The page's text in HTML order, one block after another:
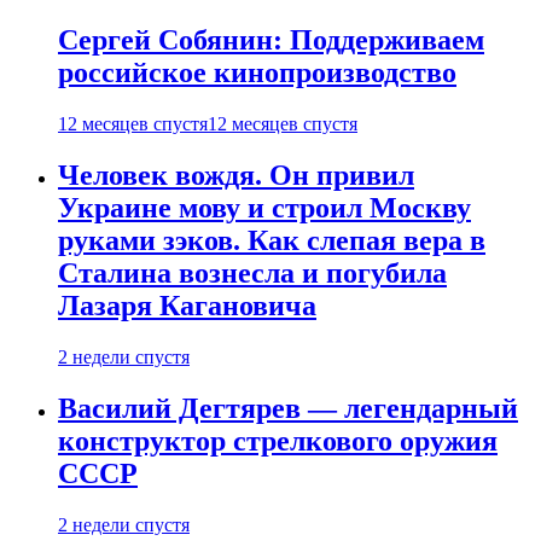
Сергей Собянин: Поддерживаем
российское кинопроизводство
12 месяцев спустя12 месяцев спустя
Человек вождя. Он привил
Украине мову и строил Москву
руками зэков. Как слепая вера в
Сталина вознесла и погубила
Лазаря Кагановича
2 недели спустя
Василий Дегтярев — легендарный
конструктор стрелкового оружия
СССР
2 недели спустя